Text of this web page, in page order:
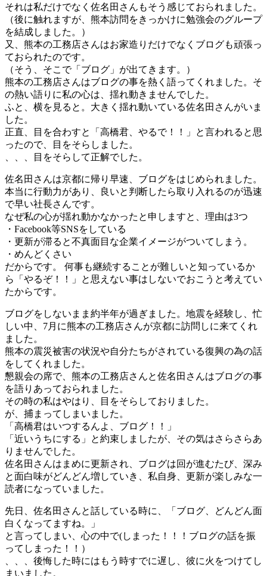
それは私だけでなく佐名田さんもそう感じておられました。
（後に触れますが、熊本訪問をきっかけに勉強会のグループ
を結成しました。）
又、熊本の工務店さんはお家造りだけでなくブログも頑張っ
ておられたのです。
（そう、そこで「ブログ」が出てきます。）
熊本の工務店さんはブログの事を熱く語ってくれました。そ
の熱い語りに私の心は、揺れ動きませんでした。
ふと、横を見ると。大きく揺れ動いている佐名田さんがいま
した。
正直、目を合わすと「高橋君、やるで！！」と言われると思
ったので、目をそらしました。
、、、目をそらして正解でした。
佐名田さんは京都に帰り早速、ブログをはじめられました。
本当に行動力があり、良いと判断したら取り入れるのが迅速
で早い社長さんです。
なぜ私の心が揺れ動かなかったと申しますと、理由は3つ
・Facebook等SNSをしている
・更新が滞ると不真面目な企業イメージがついてしまう。
・めんどくさい
だからです。 何事も継続することが難しいと知っているか
ら「やるぞ！！」と思えない事はしないでおこうと考えてい
たからです。
ブログをしないまま約半年が過ぎました。地震を経験し、忙
しい中、7月に熊本の工務店さんが京都に訪問しに来てくれ
ました。
熊本の震災被害の状況や自分たちがされている復興の為の話
をしてくれました。
懇親会の席で、熊本の工務店さんと佐名田さんはブログの事
を語りあっておられました。
その時の私はやはり、目をそらしておりました。
が、捕まってしまいました。
「高橋君はいつするんよ、ブログ！！」
「近いうちにする」と約束しましたが、その気はさらさらあ
りませんでした。
佐名田さんはまめに更新され、ブログは回が進むたび、深み
と面白味がどんどん増していき、私自身、更新が楽しみな一
読者になっていました。
先日、佐名田さんと話している時に、「ブログ、どんどん面
白くなってますね。」
と言ってしまい、心の中で(しまった！！！ブログの話を振
ってしまった！！）
、、、後悔した時にはもう時すでに遅し、彼に火をつけてし
まいました。